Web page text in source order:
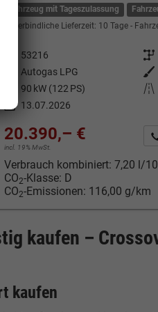
Fahrzeug mit Tageszulassung
unverbindliche Lieferzeit: 10 Tage
53216 Getriebe
Autogas LPG Außenfarbe
90 kW (122 PS) Kilometerstand
13.07.2026
20.390,– €
incl. 19% MwSt.
Verbrauch kombiniert: 7,20 l/
CO2-Klasse: D
CO2-Emissionen: 116,00 g/km
kaufen –
kaufen